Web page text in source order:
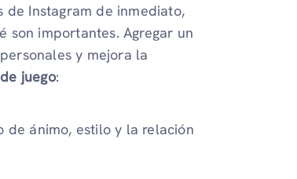
de Instagram de inmediato,
son importantes. Agregar un
y mejora la
juego:
de ánimo, estilo y la relación